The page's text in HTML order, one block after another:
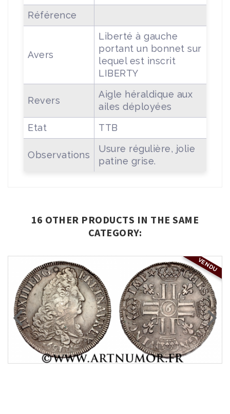
Référence
Avers
Liberté à gauche
portant un bonnet sur
lequel est inscrit
LIBERTY
Revers
Aigle héraldique aux
ailes déployées
Etat
TTB
Observations
Usure régulière, jolie
patine grise.
16 OTHER PRODUCTS IN THE SAME
CATEGORY:
VENDU